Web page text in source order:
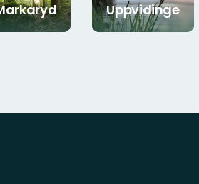
Uppvidinge